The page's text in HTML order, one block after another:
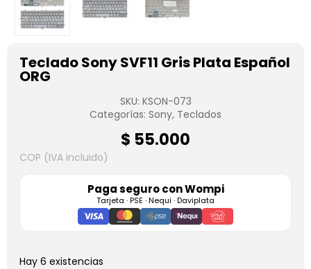
Teclado Sony SVF11 Gris Plata Español
ORG
SKU: KSON-073
Categorías: Sony, Teclados
$ 55.000
COP (IVA incluido)
Paga seguro conWompi
Tarjeta · PSE · Nequi · Daviplata
Hay 6 existencias